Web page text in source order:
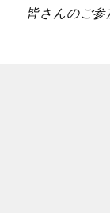
皆さんのご